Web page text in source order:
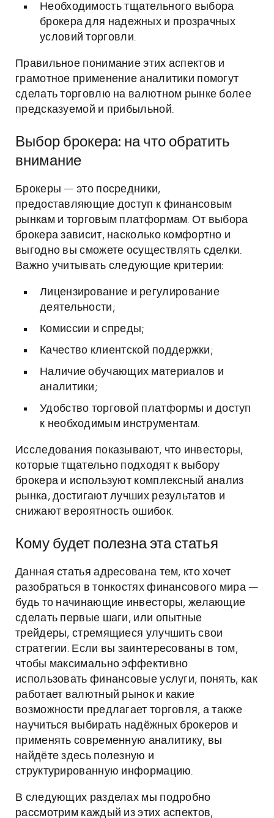
Необходимость тщательного выбора
брокера для надежных и прозрачных
условий торговли.
Правильное понимание этих аспектов и
грамотное применение аналитики помогут
сделать торговлю на валютном рынке более
предсказуемой и прибыльной.
Выбор брокера: на что обратить
внимание
Брокеры — это посредники,
предоставляющие доступ к финансовым
рынкам и торговым платформам. От выбора
брокера зависит, насколько комфортно и
выгодно вы сможете осуществлять сделки.
Важно учитывать следующие критерии:
Лицензирование и регулирование
деятельности;
Комиссии и спреды;
Качество клиентской поддержки;
Наличие обучающих материалов и
аналитики;
Удобство торговой платформы и доступ
к необходимым инструментам.
Исследования показывают, что инвесторы,
которые тщательно подходят к выбору
брокера и используют комплексный анализ
рынка, достигают лучших результатов и
снижают вероятность ошибок.
Кому будет полезна эта статья
Данная статья адресована тем, кто хочет
разобраться в тонкостях финансового мира —
будь то начинающие инвесторы, желающие
сделать первые шаги, или опытные
трейдеры, стремящиеся улучшить свои
стратегии. Если вы заинтересованы в том,
чтобы максимально эффективно
использовать финансовые услуги, понять, как
работает валютный рынок и какие
возможности предлагает торговля, а также
научиться выбирать надёжных брокеров и
применять современную аналитику, вы
найдёте здесь полезную и
структурированную информацию.
В следующих разделах мы подробно
рассмотрим каждый из этих аспектов,